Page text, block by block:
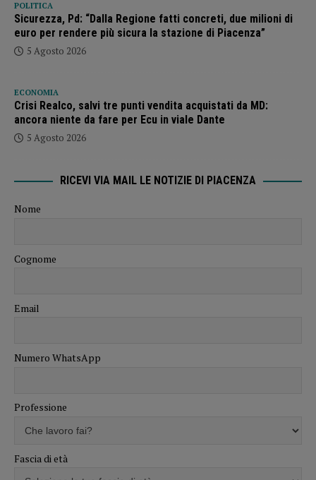
POLITICA
Sicurezza, Pd: “Dalla Regione fatti concreti, due milioni di
euro per rendere più sicura la stazione di Piacenza”
5 Agosto 2026
ECONOMIA
Crisi Realco, salvi tre punti vendita acquistati da MD:
ancora niente da fare per Ecu in viale Dante
5 Agosto 2026
RICEVI VIA MAIL LE NOTIZIE DI PIACENZA
Nome
Cognome
Email
Numero WhatsApp
Professione
Fascia di età